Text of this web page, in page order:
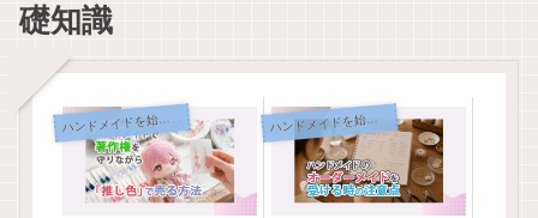
礎知識
ハンドメイドを始めるための基礎知識 ハンドメイドを始めるための基礎知識